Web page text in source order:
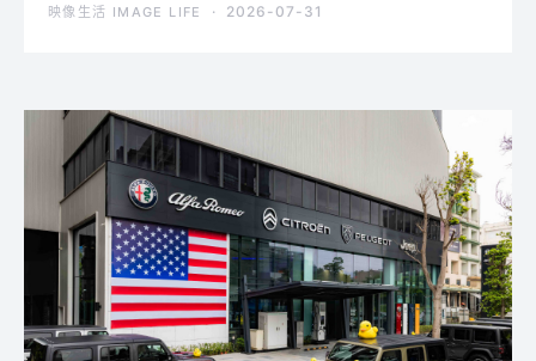
映像生活 IMAGE LIFE 2026-07-31